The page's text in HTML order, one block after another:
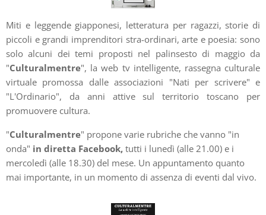
Miti e leggende giapponesi, letteratura per ragazzi, storie di
piccoli e grandi imprenditori stra-ordinari, arte e poesia: sono
solo alcuni dei temi proposti nel palinsesto di maggio da
"Culturalmentre", la web tv intelligente, rassegna culturale
virtuale promossa dalle associazioni "Nati per scrivere" e
"L'Ordinario", da anni attive sul territorio toscano per
promuovere cultura.
"Culturalmentre" propone varie rubriche che vanno "in
onda" in diretta Facebook, tutti i lunedì (alle 21.00) e i
mercoledì (alle 18.30) del mese. Un appuntamento quanto
mai importante, in un momento di assenza di eventi dal vivo.